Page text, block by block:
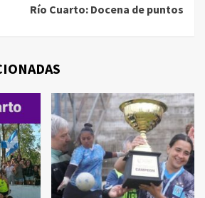
Río Cuarto: Docena de puntos